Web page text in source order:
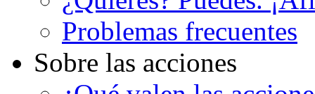
Problemas frecuentes
Sobre las acciones